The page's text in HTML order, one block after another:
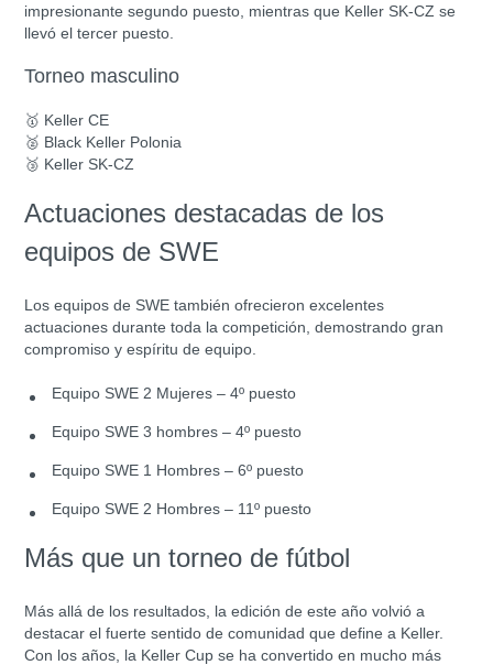
impresionante segundo puesto, mientras que Keller SK-CZ se
llevó el tercer puesto.
Torneo masculino
🥇 Keller CE
🥈 Black Keller Polonia
🥉 Keller SK-CZ
Actuaciones destacadas de los
equipos de SWE
Los equipos de SWE también ofrecieron excelentes
actuaciones durante toda la competición, demostrando gran
compromiso y espíritu de equipo.
Equipo SWE 2 Mujeres – 4º puesto
Equipo SWE 3 hombres – 4º puesto
Equipo SWE 1 Hombres – 6º puesto
Equipo SWE 2 Hombres – 11º puesto
Más que un torneo de fútbol
Más allá de los resultados, la edición de este año volvió a
destacar el fuerte sentido de comunidad que define a Keller.
Con los años, la Keller Cup se ha convertido en mucho más